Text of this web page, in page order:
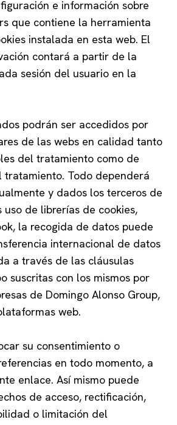
e información sobre
que contiene la herramienta
instalada en esta web. El
contará a partir de la
sesión del usuario en la
podrán ser accedidos por
de las webs en calidad tanto
del tratamiento como de
tratamiento. Todo dependerá
y dados los terceros de
uso de librerías de cookies,
la recogida de datos puede
internacional de datos
a través de las cláusulas
suscritas con los mismos por
de Domingo Alonso Group,
web.
su consentimiento o
en todo momento, a
enlace. Así mismo puede
de acceso, rectificación,
o limitación del